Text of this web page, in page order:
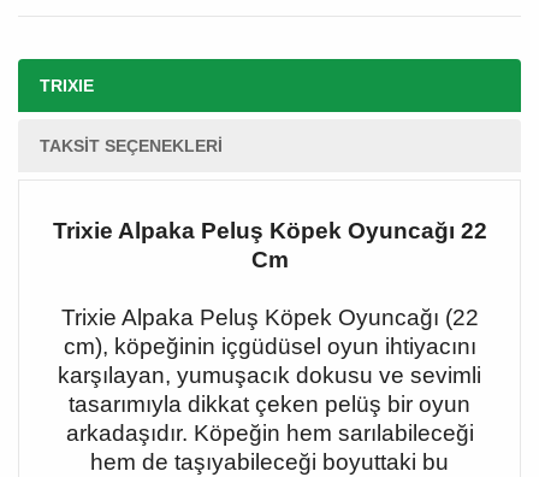
TRIXIE
TAKSIT SEÇENEKLERI
Trixie Alpaka Peluş Köpek Oyuncağı 22
Cm
Trixie Alpaka Peluş Köpek Oyuncağı (22
cm), köpeğinin içgüdüsel oyun ihtiyacını
karşılayan, yumuşacık dokusu ve sevimli
tasarımıyla dikkat çeken pelüş bir oyun
arkadaşıdır. Köpeğin hem sarılabileceği
hem de taşıyabileceği boyuttaki bu